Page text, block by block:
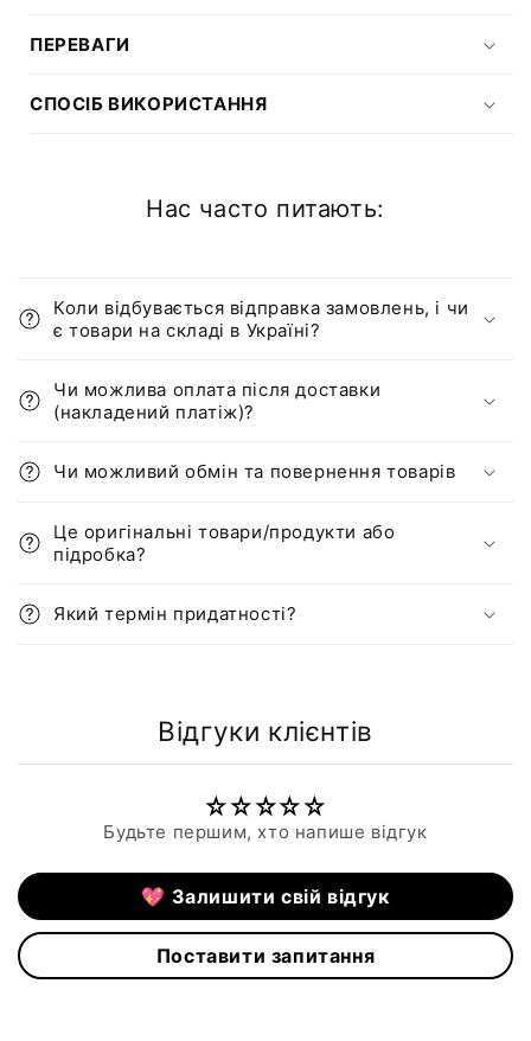
ПЕРЕВАГИ
СПОСІБ ВИКОРИСТАННЯ
Нас часто питають:
Коли відбувається відправка замовлень, і чи
є товари на складі в Україні?
Чи можлива оплата після доставки
(накладений платіж)?
Чи можливий обмін та повернення товарів
Це оригінальні товари/продукти або
підробка?
Який термін придатності?
Відгуки клієнтів
Будьте першим, хто напише відгук
💖 Залишити свій відгук
Поставити запитання